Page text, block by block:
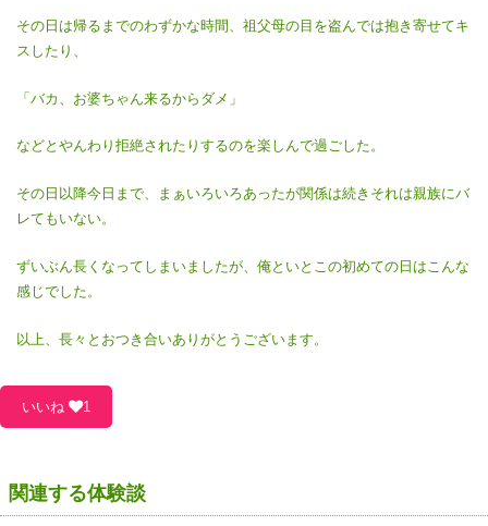
その日は帰るまでのわずかな時間、祖父母の目を盗んでは抱き寄せてキ
スしたり、
「バカ、お婆ちゃん来るからダメ」
などとやんわり拒絶されたりするのを楽しんで過ごした。
その日以降今日まで、まぁいろいろあったが関係は続きそれは親族にバ
レてもいない。
ずいぶん長くなってしまいましたが、俺といとこの初めての日はこんな
感じでした。
以上、長々とおつき合いありがとうございます。
いいね 1
関連する体験談